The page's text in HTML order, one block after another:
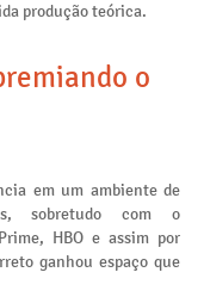
produção teórica.
o
em um ambiente de
sobretudo com o
HBO e assim por
ganhou espaço que